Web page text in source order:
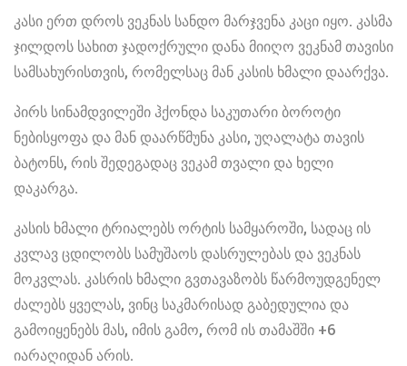
კასი ერთ დროს ვეკნას სანდო მარჯვენა კაცი იყო. კასმა
ჯილდოს სახით ჯადოქრული დანა მიიღო ვეკნამ თავისი
სამსახურისთვის, რომელსაც მან კასის ხმალი დაარქვა.
პირს სინამდვილეში ჰქონდა საკუთარი ბოროტი
ნებისყოფა და მან დაარწმუნა კასი, უღალატა თავის
ბატონს, რის შედეგადაც ვეკამ თვალი და ხელი
დაკარგა.
კასის ხმალი ტრიალებს ორტის სამყაროში, სადაც ის
კვლავ ცდილობს სამუშაოს დასრულებას და ვეკნას
მოკვლას. კასრის ხმალი გვთავაზობს წარმოუდგენელ
ძალებს ყველას, ვინც საკმარისად გაბედულია და
გამოიყენებს მას, იმის გამო, რომ ის თამაშში +6
იარაღიდან არის.